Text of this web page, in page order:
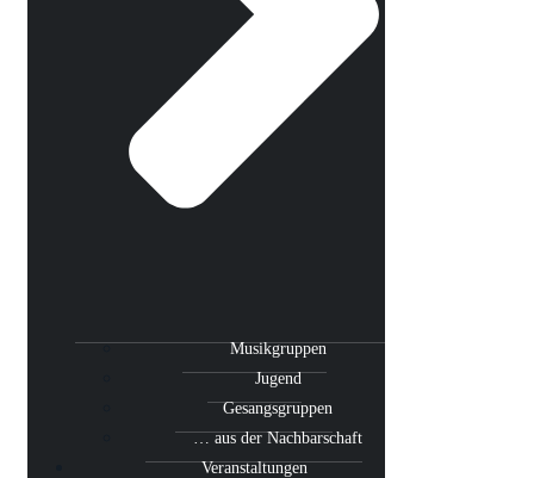
Musikgruppen
Jugend
Gesangsgruppen
… aus der Nachbarschaft
Veranstaltungen